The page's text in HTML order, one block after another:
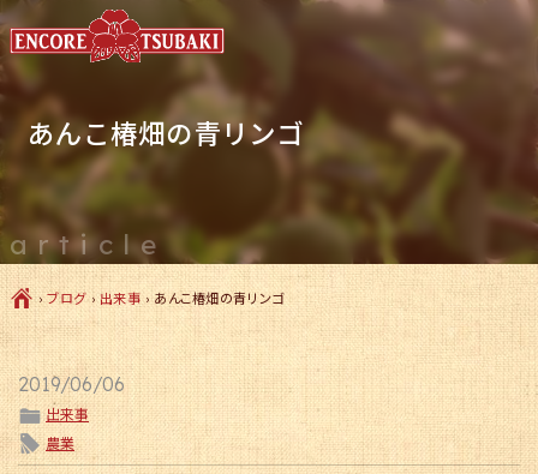
article
あんこ椿畑の青リンゴ
Ç›ブログ›出来事 ›あんこ椿畑の青リンゴ
2019/06/06
ë 出来事
l 農業